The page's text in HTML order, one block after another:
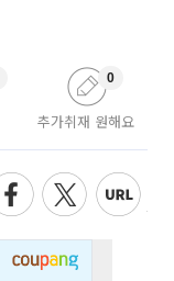
추가취재 원해요
0